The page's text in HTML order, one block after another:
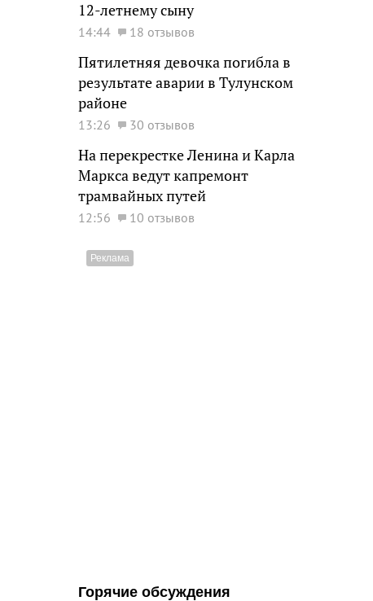
12-летнему сыну
14:44 18 отзывов
Пятилетняя девочка погибла в
результате аварии в Тулунском
районе
13:26 30 отзывов
На перекрестке Ленина и Карла
Маркса ведут капремонт
трамвайных путей
12:56 10 отзывов
Горячие обсуждения